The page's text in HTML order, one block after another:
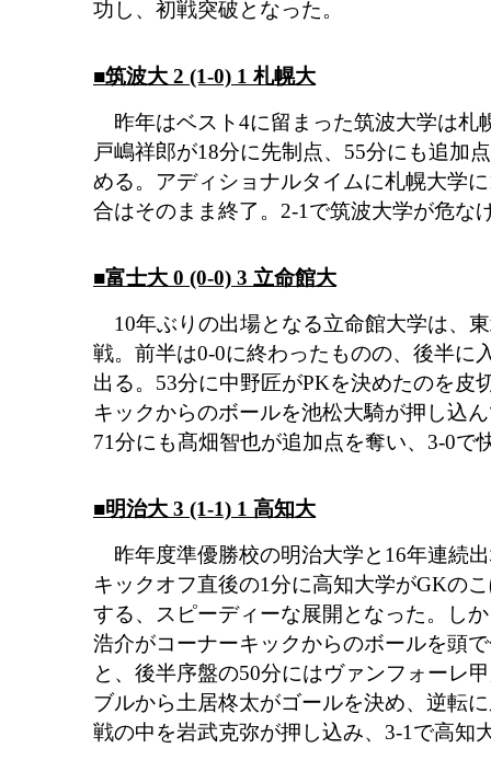
功し、初戦突破となった。
■筑波大 2 (1-0) 1 札幌大
昨年はベスト4に留まった筑波大学は札
戸嶋祥郎が18分に先制点、55分にも追加
める。アディショナルタイムに札幌大学
合はそのまま終了。2-1で筑波大学が危な
■富士大 0 (0-0) 3 立命館大
10年ぶりの出場となる立命館大学は、
戦。前半は0-0に終わったものの、後半に
出る。53分に中野匠がPKを決めたのを皮
キックからのボールを池松大騎が押し込
71分にも髙畑智也が追加点を奪い、3-0で
■明治大 3 (1-1) 1 高知大
昨年度準優勝校の明治大学と16年連続
キックオフ直後の1分に高知大学がGKの
する、スピーディーな展開となった。し
浩介がコーナーキックからのボールを頭
と、後半序盤の50分にはヴァンフォーレ
ブルから土居柊太がゴールを決め、逆転
戦の中を岩武克弥が押し込み、3-1で高知